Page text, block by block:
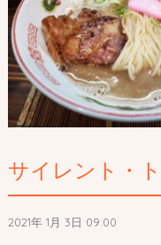
サイレント・
2021年 1月 3日 09:00